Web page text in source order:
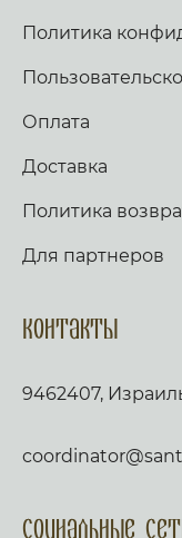
Политика
Оплата
Доставка
Политика
Для партнеров
Контакты
9462407,
Социальные